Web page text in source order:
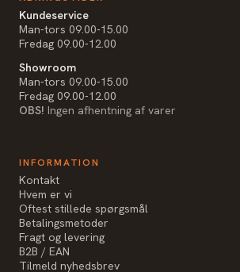
Kundeservice
Man-tors 09.00-15.00
Fredag 09.00-12.00
Showroom
Man-tors 09.00-15.00
Fredag 09.00-12.00
OBS! Ingen afhentning af varer
INFORMATION
Kontakt
Hvem er vi
Oftest stillede spørgsmål
Betalingsmetoder
Fragt og levering
B2B / EAN
Tilmeld nyhedsbrev